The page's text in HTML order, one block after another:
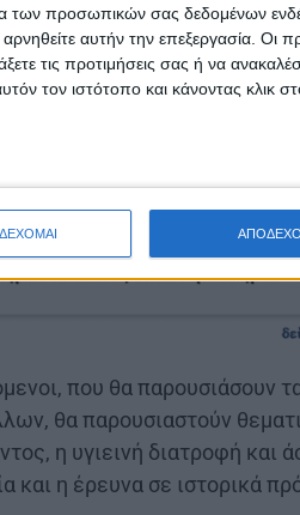
των προσωπικών σας δεδομένων
αυτήν την επεξεργασία. Οι
τις προτιμήσεις σας ή να
τον ιστότοπο και κάνοντας κλικ
που θα παρουσιάσουν
θα παρουσιαστούν
η υγιεινή διατροφή και
και η έρευνα σε ιστορικά